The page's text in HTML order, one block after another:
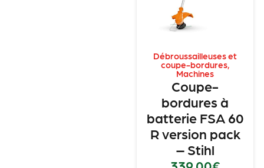
Débroussailleuses et
coupe-bordures,
Machines
Coupe-
bordures à
batterie FSA 60
R version pack
– Stihl